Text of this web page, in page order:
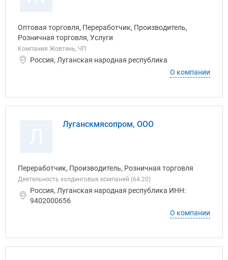
Оптовая торговля, Переработчик, Производитель,
Розничная торговля, Услуги
Компания Жовтень, ЧП
Россия, Луганская народная республика
О компании
Луганскмясопром, ООО
Переработчик, Производитель, Розничная торговля
Деятельность холдинговых компаний (64.20)
Россия, Луганская народная республика ИНН:
9402000656
О компании